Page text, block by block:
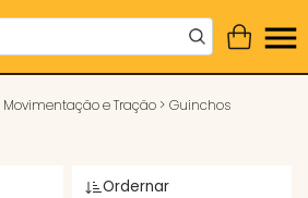
Movimentação e Tração > Guinchos
Ordernar